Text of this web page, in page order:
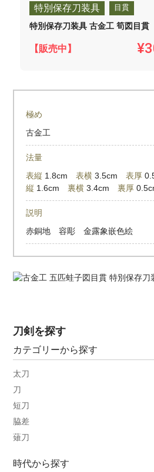
特別保存刀装具 目貫
特別保存刀装具 古金工 筍図目貫
【販売中】
極め
古金工
法量
表縦 1.8cm表横 3.5cm表厚
縦 1.6cm裏横 3.4cm裏厚
説明
赤銅地 容彫 金露象嵌色絵
刀剣を探す
カテゴリーから探す
太刀
刀
短刀
脇差
薙刀
時代から探す